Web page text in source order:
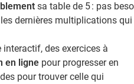
sa table de 5 : pas
dernières multiplications qui
des exercices à
en ligne pour progresser en
pour trouver celle qui